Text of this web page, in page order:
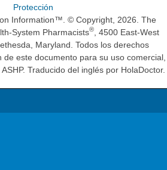
Protección
Information™. © Copyright, 2026. The
System Pharmacists®
, 4500 East-West
Maryland. Todos los derechos
este documento para su uso comercial,
Traducido del inglés por HolaDoctor.